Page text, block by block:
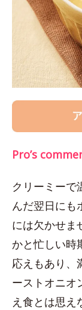
Pro’s
クリーミーで
んだ翌日にも
には欠かせま
かと忙しい時
応えもあり、
ーストオニオ
え食とは思え